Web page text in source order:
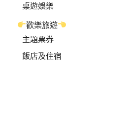
桌遊娛樂
歡樂旅遊
主題票券
飯店及住宿